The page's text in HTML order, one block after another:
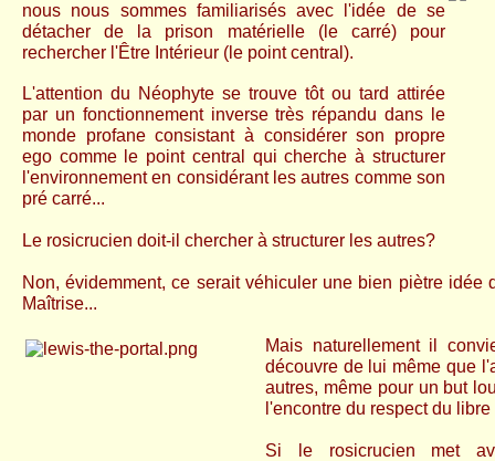
nous nous sommes familiarisés avec l'idée de se
détacher de la prison matérielle (le carré) pour
rechercher l'Être Intérieur (le point central).
L'attention du Néophyte se trouve tôt ou tard attirée
par un fonctionnement inverse très répandu dans le
monde profane consistant à considérer son propre
ego comme le point central qui cherche à structurer
l'environnement en considérant les autres comme son
pré carré...
Le rosicrucien doit-il chercher à structurer les autres?
Non, évidemment, ce serait véhiculer une bien piètre idée
Maîtrise...
Mais naturellement il
découvre de lui même que
autres, même pour un but
l'encontre du respect du
Si le rosicrucien met